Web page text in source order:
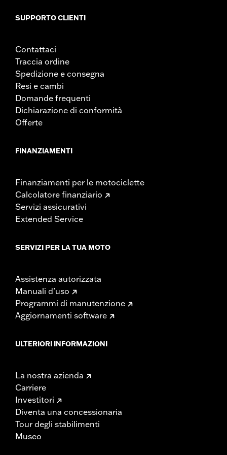
SUPPORTO CLIENTI
Contattaci
Traccia ordine
Spedizione e consegna
Resi e cambi
Domande frequenti
Dichiarazione di conformità
Offerte
FINANZIAMENTI
Finanziamenti per le motociclette
Calcolatore finanziario
Servizi assicurativi
Extended Service
SERVIZI PER LA TUA MOTO
Assistenza autorizzata
Manuali d’uso
Programmi di manutenzione
Aggiornamenti software
ULTERIORI INFORMAZIONI
La nostra azienda
Carriere
Investitori
Diventa una concessionaria
Tour degli stabilimenti
Museo